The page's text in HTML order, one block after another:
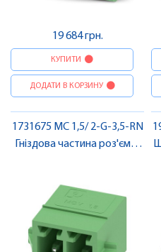
19 684 грн.
КУПИТИ
ДОДАТИ В КОРЗИНУ
1731675 MC 1,5/ 2-G-3,5-RN
Гніздова частина роз'єму ,